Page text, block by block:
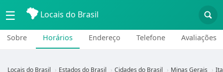
☰ Locais do Brasil
Sobre Horários Endereço Telefone Avaliações
Locais do Brasil Estados do Brasil Cidades do Brasil Minas Gerais